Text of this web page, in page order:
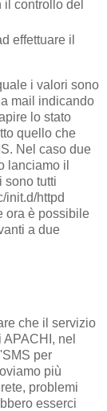
il controllo del
effettuare il
i valori sono
mail indicando
lo stato
quello che
Nel caso due
lanciamo il
sono tutti
init.d/httpd
ora è possibile
a due
che il servizio
nel
per
più
problemi
esserci